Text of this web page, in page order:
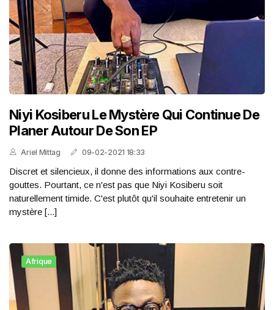
Niyi Kosiberu Le Mystère Qui Continue De
Planer Autour De Son EP
Ariel Mittag 09-02-2021 18:33
Discret et silencieux, il donne des informations aux contre-
gouttes. Pourtant, ce n'est pas que Niyi Kosiberu soit
naturellement timide. C'est plutôt qu'il souhaite entretenir un
mystère [...]
Afrique